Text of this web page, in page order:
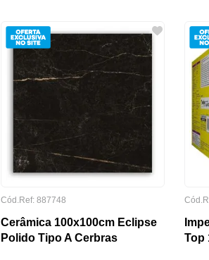
Cód.Ref:887748
Cerâmica 100x100cm Eclipse
Polido Tipo A Cerbras
Top